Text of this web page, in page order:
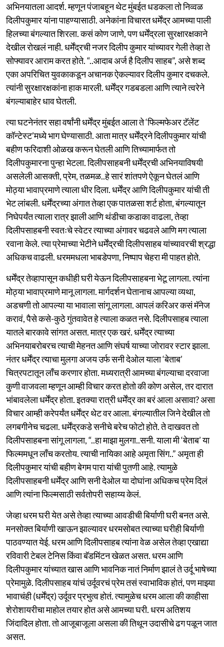
अभिनयातला आदर्श. म्हणून पंजाबहून थेट मुंबईत धडकला तो निव्वळ
दिलीपकुमार यांना पाहण्यासाठी. अनेकांना विचारत धर्मेंद्र आमच्या पाली
हिलच्या बंगल्यात शिरला. कसं कोण जाणे, पण धर्मेंद्रला सुरक्षारक्षकाने
देखील रोखलं नाही. धर्मेंद्रची नजर दिलीप कुमार यांच्यावर गेली तेव्हा ते
सोफ्यावर आराम करत होते. “..आदाब अर्ज है दिलीप साहब”, असे शब्द
एका अपरिचित युवकाकडून अचानक ऐकल्यावर दिलीप कुमार दचकले.
त्यांनी सुरक्षारक्षकांना हाक मारली. धर्मेंद्र गडबडला आणि त्याने त्वरेने
बंगल्याबाहेर धाव घेतली.
त्या घटनेनंतर सहा वर्षांनी धर्मेंद्र मुंबईत आला ते ‘फिल्मफेअर टॅलेंट
कॉन्टेस्ट’मध्ये भाग घेण्यासाठी. आता मात्र धर्मेंद्रने दिलीपकुमार यांची
बहीण फरिदाशी ओळख करून घेतली आणि तिच्यामार्फत तो
दिलीपकुमारना पुन्हा भेटला. दिलीपसाहबनी धर्मेंद्रची अभिनयाविषयी
असलेली आसक्ती, प्रेम, तळमळ..हे सारं शांतपणे ऐकून घेतलं आणि
मोठ्या भावाप्रमाणे त्याला धीर दिला. धर्मेंद्र आणि दिलीपकुमार यांची ती
भेट लांबली. धर्मेंद्रच्या अंगात तेव्हा एक पातळसा शर्ट होता, बंगल्यातून
निघेपर्यंत त्याला रात्र झाली आणि थंडीचा कडाका वाढला, तेव्हा
दिलीपसाहबनी स्वतःचे स्वेटर त्याच्या अंगावर चढवले आणि मग त्याला
रवाना केले. त्या प्रेमाच्या भेटीने धर्मेंद्रची दिलीपसाहब यांच्यावरची श्रद्धा
अधिकच वाढली. धरममधला भाबडेपणा, निष्पाप चेहरा मी पाहत होते.
धर्मेंद्र तेव्हापासून कधीही घरी येऊन दिलीपसाहबना भेटू लागला. त्यांना
मोठ्या भावाप्रमाणे मानू लागला. मार्गदर्शन घेतानाच आपल्या व्यथा,
अडचणी तो आपल्या या भावाला सांगू लागला. आपलं करिअर कसं मॅनेज
करावं, पैसे कसे-कुठे गुंतवावेत हे त्याला कळत नसे. दिलीपसाहब त्याला
यातले बारकावे सांगत असत. मात्र एक खरं. धर्मेंद्र त्याच्या
अभिनयाबरोबरच त्याची मेहनत आणि संघर्ष याच्या जोरावर स्टार झाला.
नंतर धर्मेंद्र त्याचा मुलगा अजय उर्फ सनी देओल याला ‘बेताब’
चित्रपटातून लाँच करणार होता. मध्यरात्री आमच्या बंगल्याचा दरवाजा
कुणी वाजवला म्हणून आम्ही विचार करत होतो की कोण असेल, तर दारात
भांबावलेला धर्मेंद्र होता. इतक्या रात्री धर्मेंद्र का बरं आला असावा? असा
विचार आम्ही करेपर्यंत धर्मेंद्र थेट वर आला. बंगल्यातील जिने देखील तो
लगबगीनेच चढला. धर्मेंद्रकडे सनीचे बरेच फोटो होते. ते दाखवत तो
दिलीपसाहबना सांगू लागला, “..हा माझा मुलगा..सनी. याला मी ‘बेताब’ या
फिल्ममधून लाँच करतोय. त्याची नायिका आहे अमृता सिंग..” अमृता ही
दिलीपकुमार यांची बहीण बेगम पारा यांची पुतणी आहे. त्यामुळे
दिलीपसाहबनी धर्मेंद्र आणि सनी देओल या दोघांना अधिकच प्रेम दिलं
आणि त्यांना फिल्मसाठी सर्वतोपरी सहाय्य केलं.
जेव्हा धरम घरी येत असे तेव्हा त्याच्या आवडीची बिर्याणी घरी बनत असे.
मनसोक्त बिर्याणी खाऊन झाल्यावर धरमसोबत त्याच्या घरीही बिर्याणी
पाठवण्यात येई. धरम आणि दिलीपसाहब त्यांना वेळ असेल तेव्हा एखाद्या
रविवारी टेबल टेनिस किंवा बॅडमिंटन खेळत असत. धरम आणि
दिलीपकुमार यांच्यात खास आणि भावनिक नातं निर्माण झालं ते उर्दू भाषेच्या
प्रेमामुळे. दिलीपसाहब यांचं उर्दूवरचं प्रेम तसं स्वाभाविक होतं, पण माझ्या
भावाचंही (धर्मेंद्र) उर्दूवर प्रभुत्व होतं. त्यामुळेच धरम आला की काहीसा
शेरोशायरीचा माहोल तयार होत असे आमच्या घरी. धरम अतिशय
जिंदादिल होता. तो आजूबाजूला असला की तिथून उदासीचे ढग पळून जात
असत.